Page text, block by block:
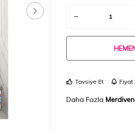
Tavsiye Et Fiyat
Daha Fazla